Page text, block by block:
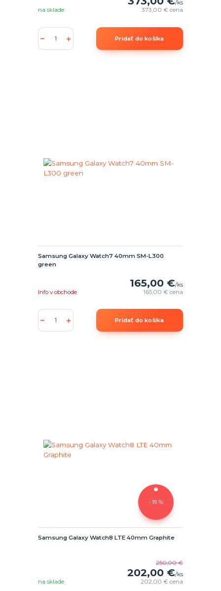
/ks
373,00 €cena
na sklade
Pridať do košíka
Samsung Galaxy Watch7 40mm SM-L300
green
165,00 €/ks
165,00 €cena
Info v obchode
Pridať do košíka
- 19 %
Samsung Galaxy Watch8 LTE 40mm Graphite
250,00 €
202,00 €/ks
202,00 €cena
na sklade